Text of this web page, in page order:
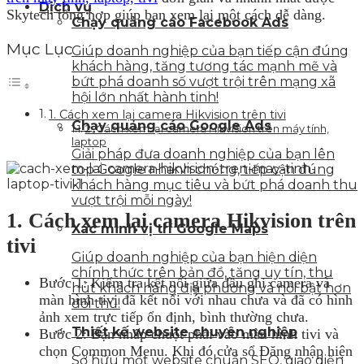
Dịch vụ
Chạy quảng cáo Facebook Ads
Giúp doanh nghiệp của bạn tiếp cận đúng
khách hàng, tăng tương tác mạnh mẽ và
bứt phá doanh số vượt trội trên mạng xã
hội lớn nhất hành tinh!
Chạy quảng cáo Google Ads
Giải pháp đưa doanh nghiệp của bạn lên
top Google nhanh chóng, tiếp cận đúng
khách hàng mục tiêu và bứt phá doanh thu
vượt trội mỗi ngày!
Xác minh vị trí Google Maps
Giúp doanh nghiệp của bạn hiện diện
chính thức trên bản đồ, tăng uy tín, thu
hút khách hàng địa phương và nổi bật hơn
đối thủ!
Thiết kế website chuyên nghiệp
Sở hữu một website chuẩn SEO, giao diện
Skytech tổng hợp giúp bạn xem lại một cách dễ dàng.
Mục Lục
1. Cách xem lại camera Hikvision trên tivi
2. Cách xem lại camera Hikvision trên máy tính,
laptop
1. Cách xem lại camera Hikvision trên
tivi
Bước 1: Kiểm tra kết nối giữa đầu ghi camera và
màn hình tivi đã kết nối với nhau chưa và đã có hình
ảnh xem trực tiếp ổn định, bình thường chưa.
Bước 2: Bạn nhấp chuột phải vào màn hình tivi và
chọn Common Menu. Khi đó cửa sổ Đăng nhập hiện